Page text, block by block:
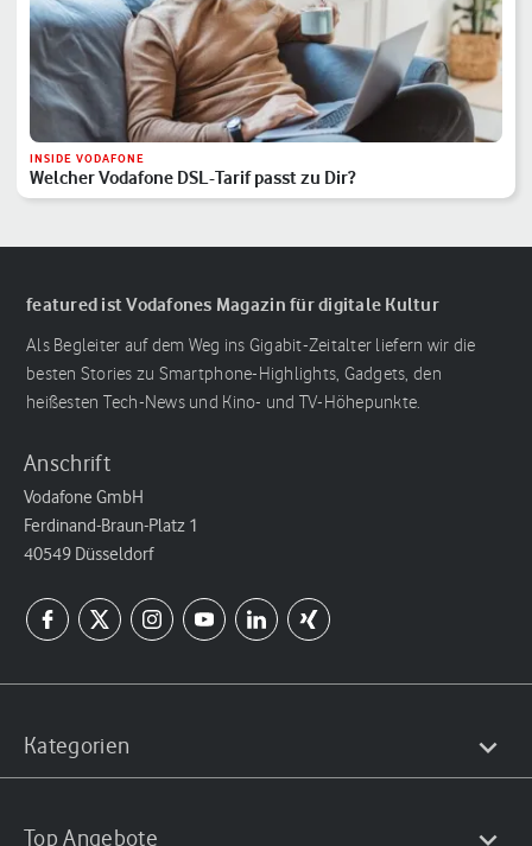
INSIDE VODAFONE
Welcher Vodafone DSL-Tarif passt zu Dir?
featured ist Vodafones Magazin für digitale Kultur
Als Begleiter auf dem Weg ins Gigabit-Zeitalter liefern wir die
besten Stories zu Smartphone-Highlights, Gadgets, den
heißesten Tech-News und Kino- und TV-Höhepunkte.
Anschrift
Vodafone GmbH
Ferdinand-Braun-Platz 1
40549 Düsseldorf
Kategorien
Top Angebote